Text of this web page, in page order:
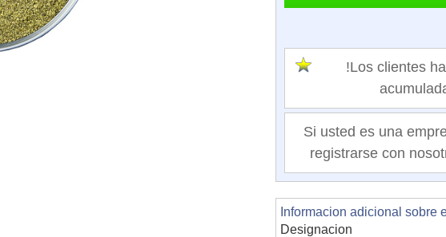
!Los clientes
Si usted es una
registrarse con
Informacion adicional sobre
Designacion